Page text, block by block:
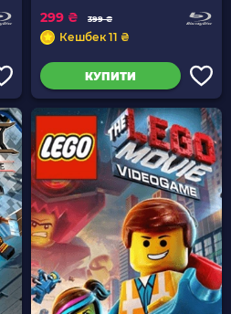
399 ₴
299 ₴
Кешбек 11 ₴
КУПИТИ